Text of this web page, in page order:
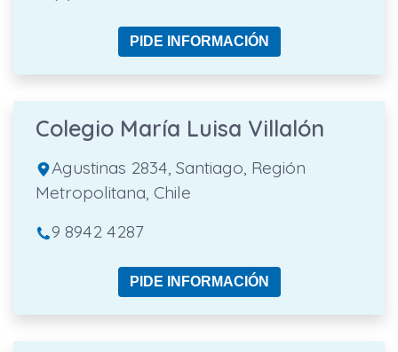
PIDE INFORMACIÓN
Colegio María Luisa Villalón
Agustinas 2834, Santiago, Región
Metropolitana, Chile
9 8942 4287
PIDE INFORMACIÓN